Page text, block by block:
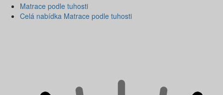
Matrace podle tuhosti
Celá nabídka Matrace podle tuhosti